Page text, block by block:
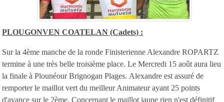
PLOUGONVEN COATELAN (Cadets) :
Sur la 4ème manche de la ronde Finisterienne Alexandre ROPARTZ
termine à une très belle troisième place. Le Mercredi 15 août aura lieu
la finale à Plounéour Brignogan Plages. Alexandre est assuré de
remporter le maillot vert du meilleur Animateur ayant 25 points
d'avance sur le 2ème. Concernant le maillot jaune rien n'est définitif